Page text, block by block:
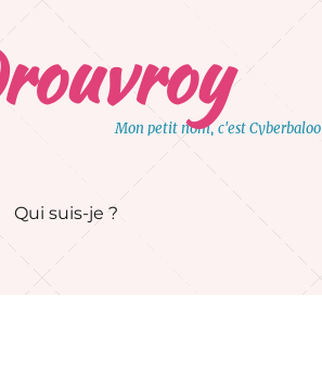
Mon petit nom, c'est Cyberbaloo
Qui suis-je ?